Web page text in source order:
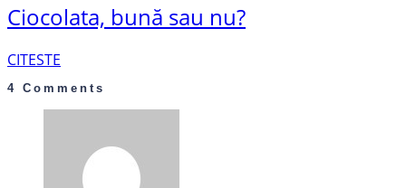
Ciocolata, bună sau nu?
CITESTE
4 Comments